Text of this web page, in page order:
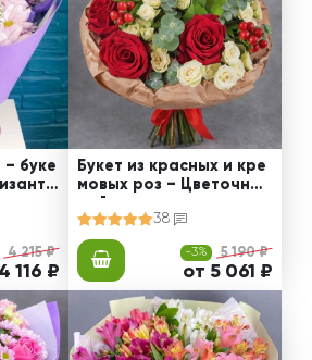
буке
4 215 ₽
116 ₽
Букет из красных и кре
мовых роз – Цветочный
38
-3% 5 190 ₽
от 5 061 ₽